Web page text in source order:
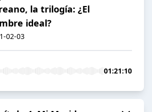
la trilogía: ¿El
ideal?
02-03
01:21:10